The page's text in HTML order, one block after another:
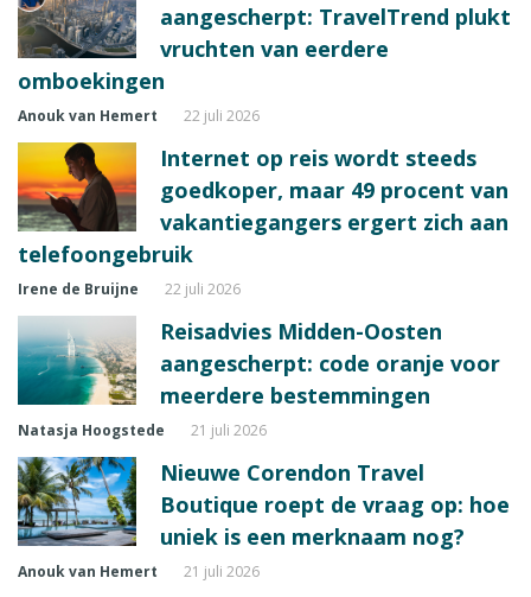
aangescherpt: TravelTrend plukt
vruchten van eerdere
omboekingen
Anouk van Hemert 22 juli 2026
Internet op reis wordt steeds
goedkoper, maar 49 procent van
vakantiegangers ergert zich aan
telefoongebruik
Irene de Bruijne 22 juli 2026
Reisadvies Midden-Oosten
aangescherpt: code oranje voor
meerdere bestemmingen
Natasja Hoogstede 21 juli 2026
Nieuwe Corendon Travel
Boutique roept de vraag op: hoe
uniek is een merknaam nog?
Anouk van Hemert 21 juli 2026